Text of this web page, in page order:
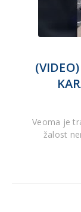
Veoma je
žalost